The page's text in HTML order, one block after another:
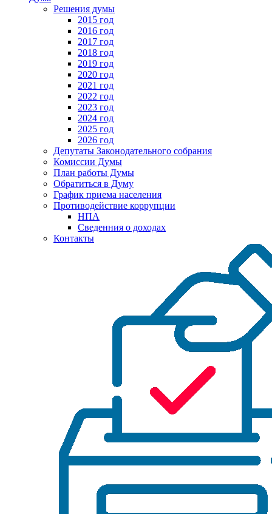
Решения думы
2015 год
2016 год
2017 год
2018 год
2019 год
2020 год
2021 год
2022 год
2023 год
2024 год
2025 год
2026 год
Депутаты Законодательного собрания
Комиссии Думы
План работы Думы
Обратиться в Думу
График приема населения
Противодействие коррупции
НПА
Сведенния о доходах
Контакты